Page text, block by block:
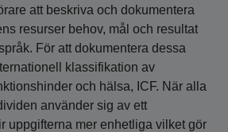
att beskriva och dokumentera
resurser behov, mål och resultat
För att dokumentera dessa
klassifikation av
och hälsa, ICF. När alla
använder sig av ett
uppgifterna mer enhetliga vilket gör